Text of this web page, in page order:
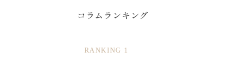
コラムランキング
RANKING 1